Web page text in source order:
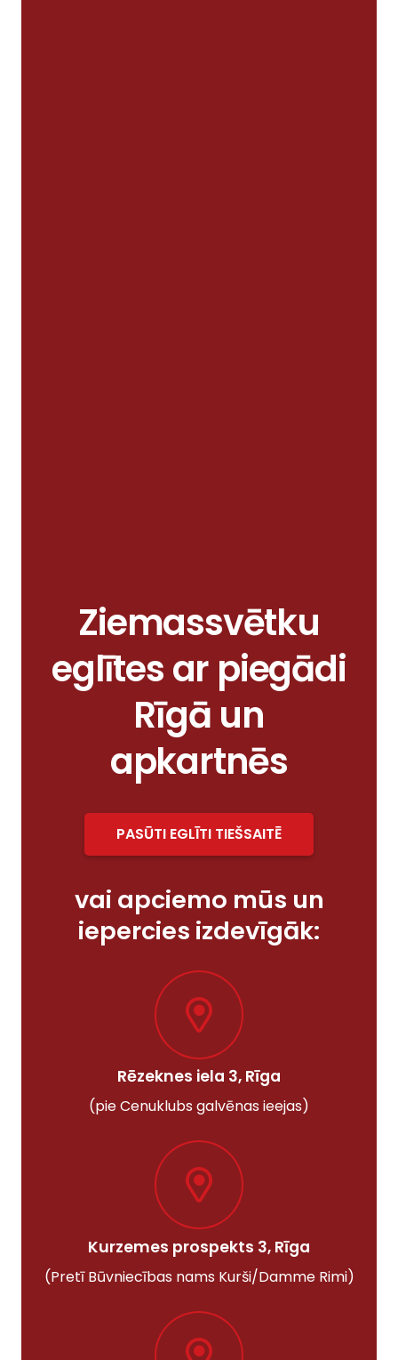
Ziemassvētku
eglītes ar piegādi
Rīgā un
apkartnēs
PASŪTI EGLĪTI TIEŠSAITĒ
vai apciemo mūs un
iepercies izdevīgāk:
Rēzeknes iela 3, Rīga
(pie Cenuklubs galvēnas ieejas)
Kurzemes prospekts 3, Rīga
(Pretī Būvniecības nams Kurši/Damme Rimi)